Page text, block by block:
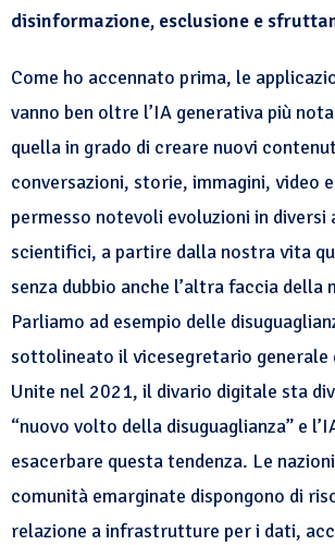
disinformazione, esclusione e
Come ho accennato prima, le
vanno ben oltre l’IA generativa più
quella in grado di creare nuovi
conversazioni, storie, immagini, video
permesso notevoli evoluzioni in diversi
scientifici, a partire dalla nostra vita
senza dubbio anche l’altra faccia della
Parliamo ad esempio delle
sottolineato il vicesegretario generale
Unite nel 2021, il divario digitale sta
“nuovo volto della disuguaglianza” e
esacerbare questa tendenza. Le
comunità emarginate dispongono di
relazione a infrastrutture per i dati,